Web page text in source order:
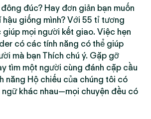
đúc? Hay đơn giản bạn muốn
giống mình? Với 55 tỉ tương
mọi người kết giao. Việc hẹn
có các tính năng có thể giúp
mà bạn Thích chú ý. Gặp gỡ
tìm một người cùng đánh cặp cầu
năng Hộ chiếu của chúng tôi có
khác nhau—mọi chuyện đều có